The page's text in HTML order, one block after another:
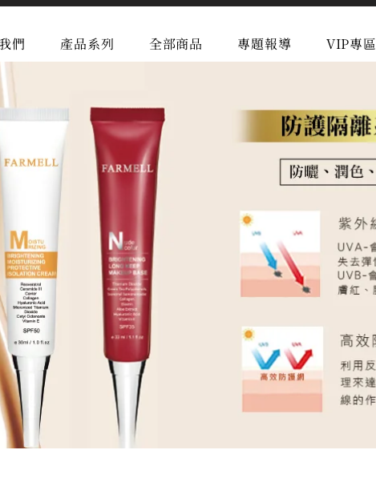
們 產品系列 全部商品 專題報導 VIP專區